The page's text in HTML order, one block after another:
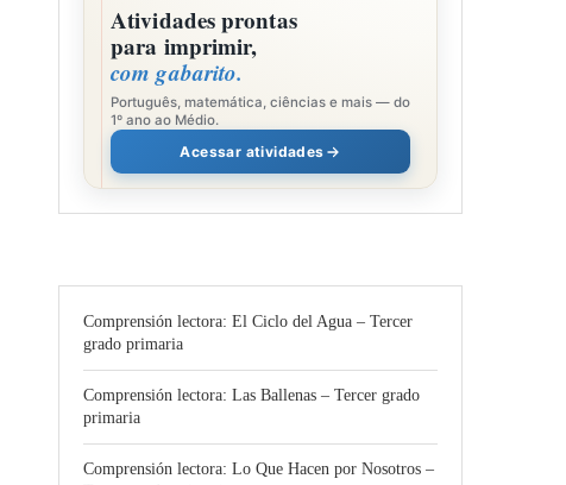
Atividades prontas
para imprimir,
com gabarito.
Português, matemática, ciências e mais — do
1º ano ao Médio.
Acessar atividades
Comprensión lectora: El Ciclo del Agua – Tercer
grado primaria
Comprensión lectora: Las Ballenas – Tercer grado
primaria
Comprensión lectora: Lo Que Hacen por Nosotros –